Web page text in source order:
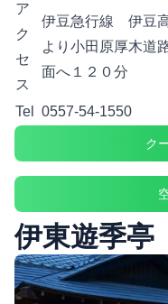
ア
ク
セ
ス
伊豆急行線 伊豆
より小田原厚木道
面へ１２０分
Tel 0557-54-1550
ク
伊東遊季